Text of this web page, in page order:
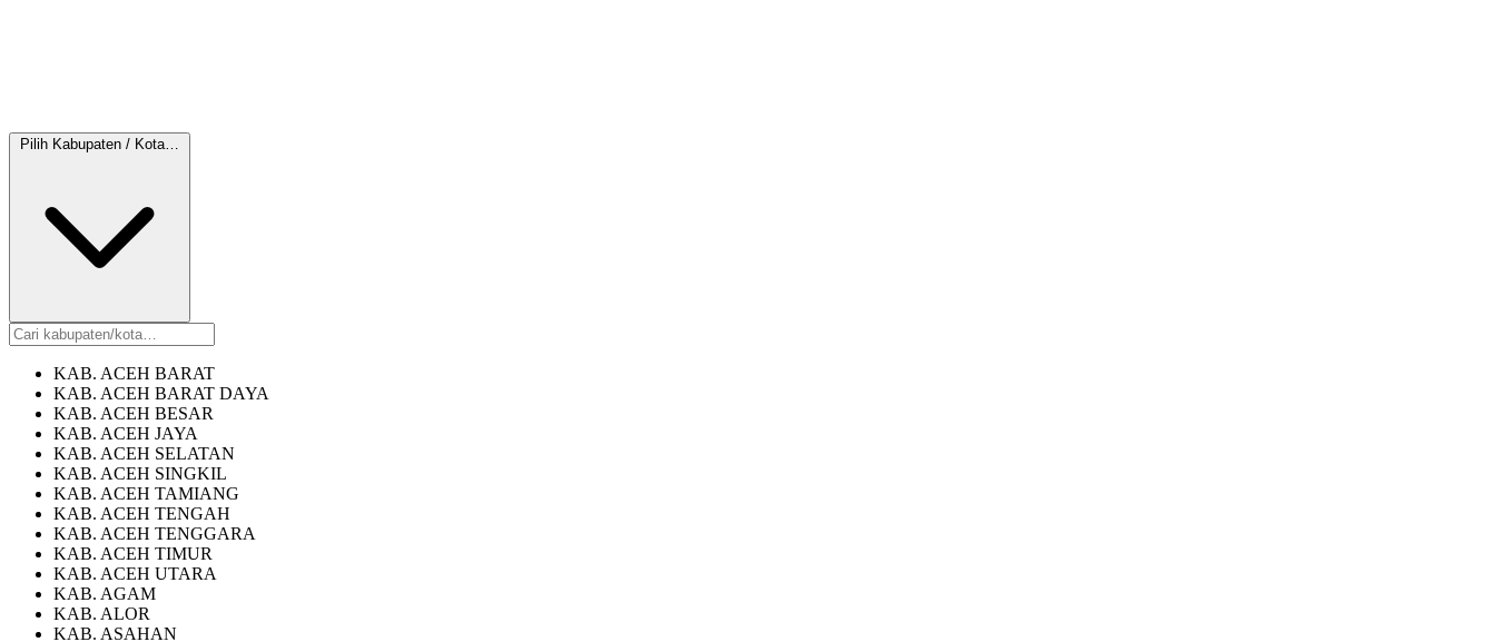
Pilih Kabupaten / Kota…
KAB. ACEH BARAT
KAB. ACEH BARAT DAYA
KAB. ACEH BESAR
KAB. ACEH JAYA
KAB. ACEH SELATAN
KAB. ACEH SINGKIL
KAB. ACEH TAMIANG
KAB. ACEH TENGAH
KAB. ACEH TENGGARA
KAB. ACEH TIMUR
KAB. ACEH UTARA
KAB. AGAM
KAB. ALOR
KAB. ASAHAN